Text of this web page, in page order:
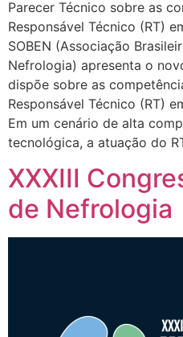
Parecer Técnico sobre as
Responsável Técnico (RT)
SOBEN (Associação
Nefrologia) apresenta o
dispõe sobre as
Responsável Técnico (RT)
Em um cenário de alta
tecnológica, a atuação do
XXXIII
de Nefrologia